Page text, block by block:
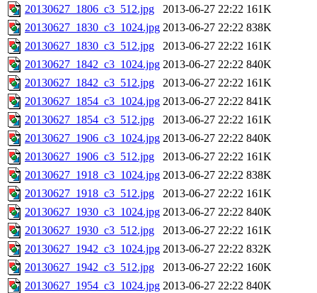
20130627_1806_c3_512.jpg
2013-06-27 22:22 161K
20130627_1830_c3_1024.jpg 2013-06-27 22:22 838K
20130627_1830_c3_512.jpg
2013-06-27 22:22 161K
20130627_1842_c3_1024.jpg 2013-06-27 22:22 840K
20130627_1842_c3_512.jpg
2013-06-27 22:22 161K
20130627_1854_c3_1024.jpg 2013-06-27 22:22 841K
20130627_1854_c3_512.jpg
2013-06-27 22:22 161K
20130627_1906_c3_1024.jpg 2013-06-27 22:22 840K
20130627_1906_c3_512.jpg
2013-06-27 22:22 161K
20130627_1918_c3_1024.jpg 2013-06-27 22:22 838K
20130627_1918_c3_512.jpg
2013-06-27 22:22 161K
20130627_1930_c3_1024.jpg 2013-06-27 22:22 840K
20130627_1930_c3_512.jpg
2013-06-27 22:22 161K
20130627_1942_c3_1024.jpg 2013-06-27 22:22 832K
20130627_1942_c3_512.jpg
2013-06-27 22:22 160K
20130627_1954_c3_1024.jpg 2013-06-27 22:22 840K